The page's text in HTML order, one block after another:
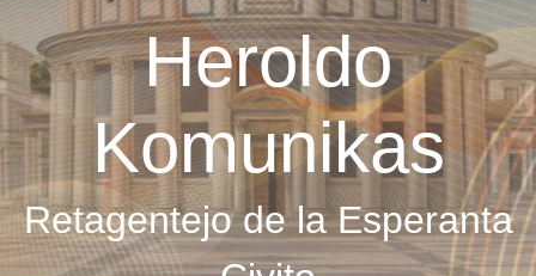
Heroldo
Komunikas
Retagentejo de la Esperanta